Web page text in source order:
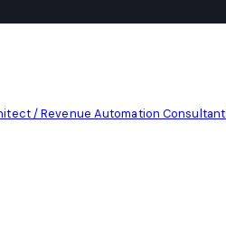
/ Revenue Automation Consultant